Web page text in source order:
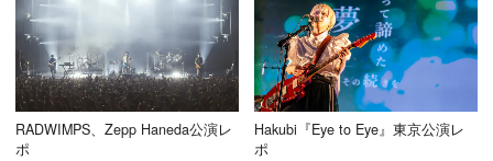
RADWIMPS、Zepp Haneda公演レ
ポ
Hakubi『Eye to Eye』東京公演レ
ポ